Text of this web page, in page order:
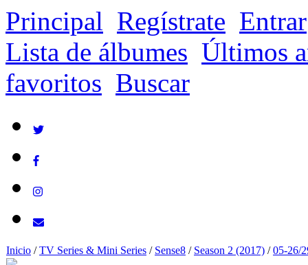
Principal Regístrate Entrar
Lista de álbumes Últimos
favoritos Buscar
Inicio /TV Series & Mini Series / Sense8 / Season 2 (2017) /05-26/